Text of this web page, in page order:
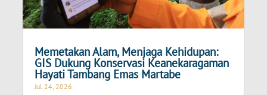
Memetakan Alam, Menjaga Kehidupan:
GIS Dukung Konservasi Keanekaragaman
Hayati Tambang Emas Martabe
Jul 24, 2026